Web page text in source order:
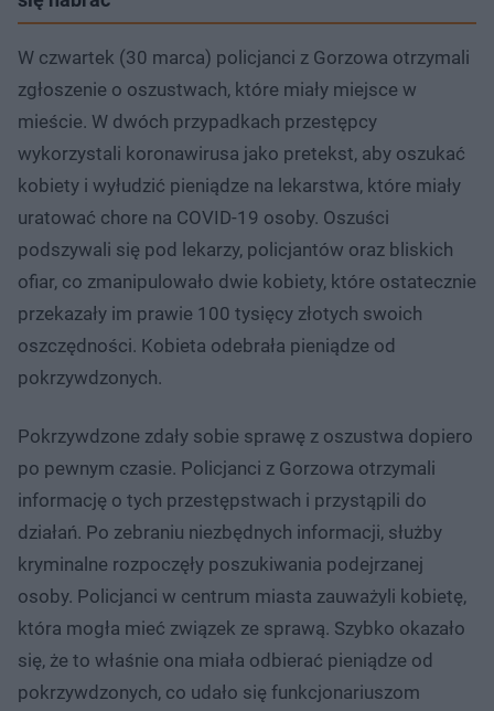
W czwartek (30 marca) policjanci z Gorzowa otrzymali
zgłoszenie o oszustwach, które miały miejsce w
mieście. W dwóch przypadkach przestępcy
wykorzystali koronawirusa jako pretekst, aby oszukać
kobiety i wyłudzić pieniądze na lekarstwa, które miały
uratować chore na COVID-19 osoby. Oszuści
podszywali się pod lekarzy, policjantów oraz bliskich
ofiar, co zmanipulowało dwie kobiety, które ostatecznie
przekazały im prawie 100 tysięcy złotych swoich
oszczędności. Kobieta odebrała pieniądze od
pokrzywdzonych.
Pokrzywdzone zdały sobie sprawę z oszustwa dopiero
po pewnym czasie. Policjanci z Gorzowa otrzymali
informację o tych przestępstwach i przystąpili do
działań. Po zebraniu niezbędnych informacji, służby
kryminalne rozpoczęły poszukiwania podejrzanej
osoby. Policjanci w centrum miasta zauważyli kobietę,
która mogła mieć związek ze sprawą. Szybko okazało
się, że to właśnie ona miała odbierać pieniądze od
pokrzywdzonych, co udało się funkcjonariuszom